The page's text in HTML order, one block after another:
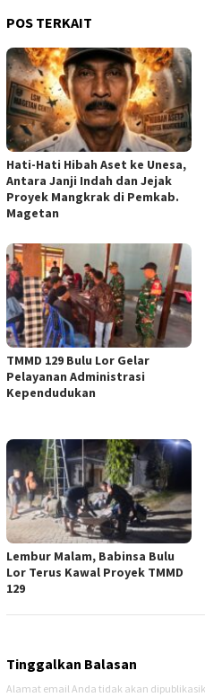
POS TERKAIT
Hati-Hati Hibah Aset ke Unesa,
Antara Janji Indah dan Jejak
Proyek Mangkrak di Pemkab.
Magetan
TMMD 129 Bulu Lor Gelar
Pelayanan Administrasi
Kependudukan
Lembur Malam, Babinsa Bulu
Lor Terus Kawal Proyek TMMD
129
Tinggalkan Balasan
Alamat email Anda tidak akan